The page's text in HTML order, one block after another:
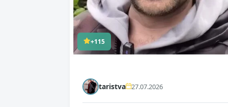
+115
taristva 27.07.2026